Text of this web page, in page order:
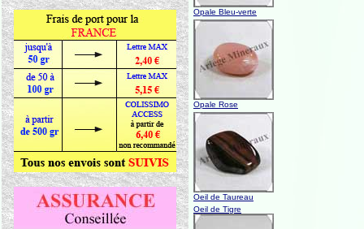
Opale Bleu-verte
Opale Rose
Oeil de Taureau
Oeil de Tigre